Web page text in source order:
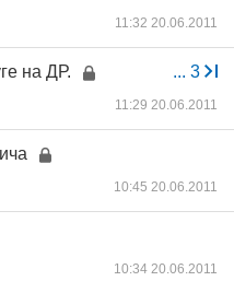
11:32 20.06.2011
... 3
на ДР.
11:29 20.06.2011
10:45 20.06.2011
10:34 20.06.2011